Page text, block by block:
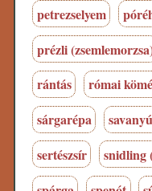
petrezselyem
prézli
rántás
római
sárgarépa
sertészsír
snidling